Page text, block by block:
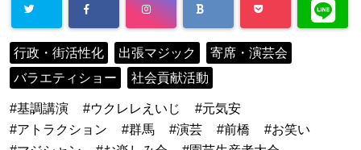
行政・街活性化 出張マジック
寄席・演芸会
バラエティショー
社会貢献活動
基調講演 ウクレレえいじ
元気安
アトラクション
群馬 演芸 前橋
お笑い